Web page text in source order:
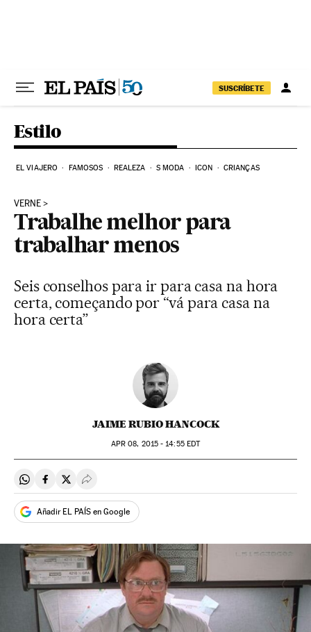
SUSCRÍBETE
Estilo
EL VIAJERO FAMOSOS REALEZA S MODA ICON CRIANÇAS
VERNE
Trabalhe melhor para
trabalhar menos
Seis conselhos para ir para casa na hora
certa, começando por “vá para casa na
hora certa”
JAIME RUBIO HANCOCK
APR 08, 2015 - 14:55EDT
Compartir en Whatsapp
Compartir en Facebook
Compartir en Twitter
Desplegar Redes Sociales
Añadir EL PAÍS en Google